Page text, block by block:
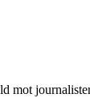
mot